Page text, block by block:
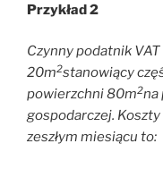
Przykład 2
Czynny podatnik
20m2stanowiący
powierzchni 80m2na
gospodarczej.
zeszłym miesiącu to: